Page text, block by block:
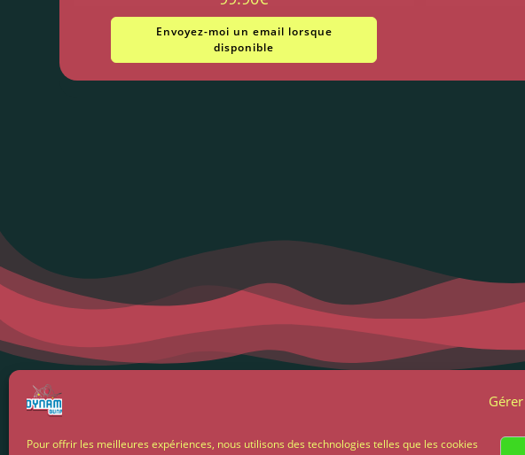
Pour offrir les meilleures expériences, nous utilisons des technologies telles que les cookies
Envoyez-moi un email lorsque
disponible